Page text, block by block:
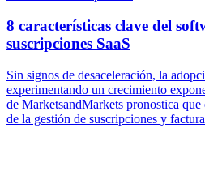
8 características clave del
suscripciones SaaS
Sin signos de desaceleración, la
experimentando un crecimiento
de MarketsandMarkets pronostica
de la gestión de suscripciones y